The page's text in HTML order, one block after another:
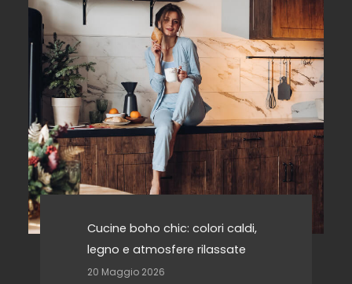
Cucine boho chic: colori caldi,
legno e atmosfere rilassate
20 Maggio 2026